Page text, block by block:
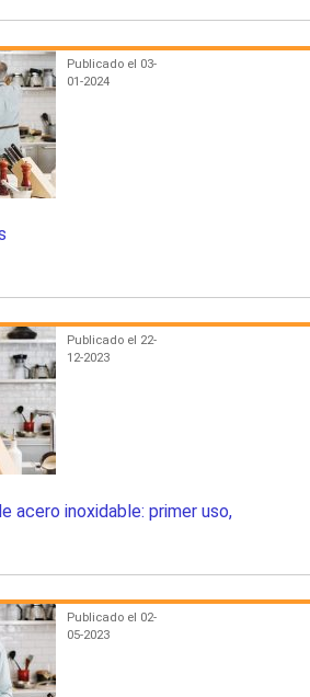
Publicado el 03-
01-2024
Publicado el 22-
12-2023
acero inoxidable: primer uso,
Publicado el 02-
05-2023